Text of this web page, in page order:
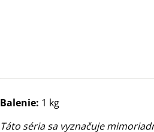
Balenie: 1 kg
Táto séria sa vyznačuje